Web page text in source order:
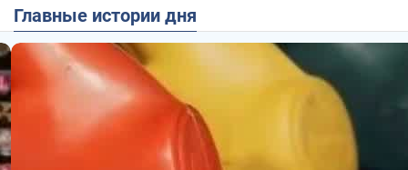
Главные истории дня